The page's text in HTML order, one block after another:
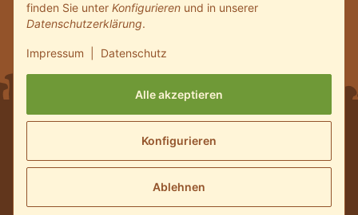
Alle akzeptieren
Konfigurieren
Ablehnen
finden Sie unter Konfigurieren und in unserer
Datenschutzerklärung.
Impressum Datenschutz
Wir versenden mit:
Nachnahmegebühren, wenn nicht anders beschrieben
© 2024 Pilzmaennchen.de Shop - Alle Rechte vorbehalten.Powered by